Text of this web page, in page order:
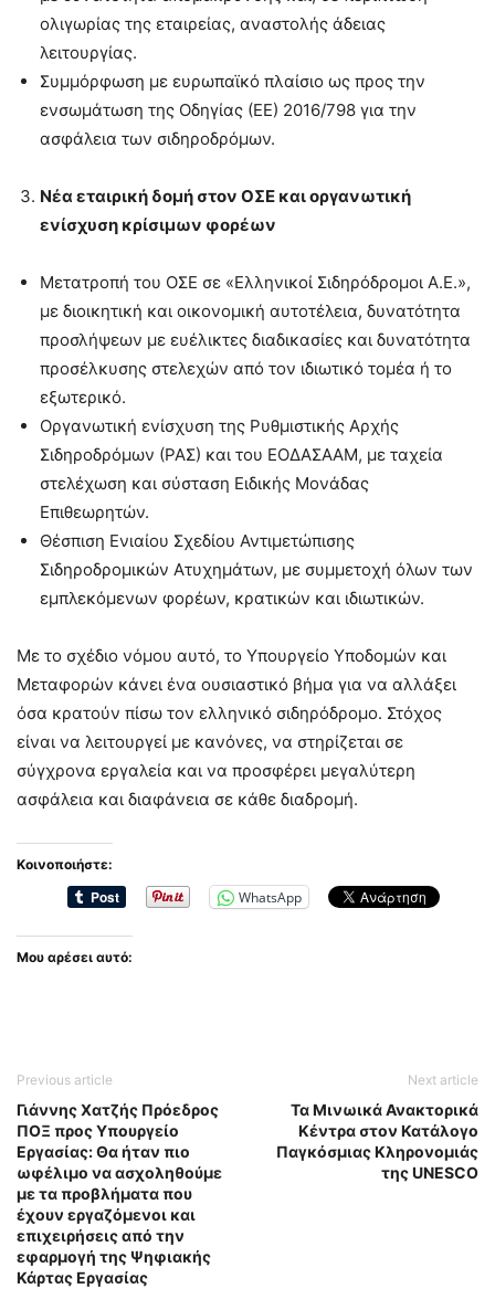
ολιγωρίας της εταιρείας, αναστολής άδειας
λειτουργίας.
Συμμόρφωση με ευρωπαϊκό πλαίσιο ως προς την
ενσωμάτωση της Οδηγίας (ΕΕ) 2016/798 για την
ασφάλεια των σιδηροδρόμων.
Νέα εταιρική δομή στον ΟΣΕ και οργανωτική
ενίσχυση κρίσιμων φορέων
Μετατροπή του ΟΣΕ σε «Ελληνικοί Σιδηρόδρομοι Α.Ε.»,
με διοικητική και οικονομική αυτοτέλεια, δυνατότητα
προσλήψεων με ευέλικτες διαδικασίες και δυνατότητα
προσέλκυσης στελεχών από τον ιδιωτικό τομέα ή το
εξωτερικό.
Οργανωτική ενίσχυση της Ρυθμιστικής Αρχής
Σιδηροδρόμων (ΡΑΣ) και του ΕΟΔΑΣΑΑΜ, με ταχεία
στελέχωση και σύσταση Ειδικής Μονάδας
Επιθεωρητών.
Θέσπιση Ενιαίου Σχεδίου Αντιμετώπισης
Σιδηροδρομικών Ατυχημάτων, με συμμετοχή όλων των
εμπλεκόμενων φορέων, κρατικών και ιδιωτικών.
Με το σχέδιο νόμου αυτό, το Υπουργείο Υποδομών και
Μεταφορών κάνει ένα ουσιαστικό βήμα για να αλλάξει
όσα κρατούν πίσω τον ελληνικό σιδηρόδρομο. Στόχος
είναι να λειτουργεί με κανόνες, να στηρίζεται σε
σύγχρονα εργαλεία και να προσφέρει μεγαλύτερη
ασφάλεια και διαφάνεια σε κάθε διαδρομή.
Κοινοποιήστε:
WhatsApp
Μου αρέσει αυτό:
Previous article
Γιάννης Χατζής Πρόεδρος
ΠΟΞ προς Υπουργείο
Εργασίας: Θα ήταν πιο
ωφέλιμο να ασχοληθούμε
με τα προβλήματα που
έχουν εργαζόμενοι και
επιχειρήσεις από την
εφαρμογή της Ψηφιακής
Κάρτας Εργασίας
Next article
Τα Μινωικά Ανακτορικά
Κέντρα στον Κατάλογο
Παγκόσμιας Κληρονομιάς
της UNESCO